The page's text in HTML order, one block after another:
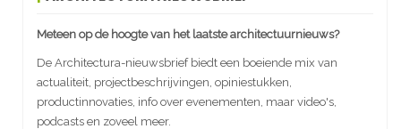
Meteen op de hoogte van het laatste architectuurnieuws?
De Architectura-nieuwsbrief biedt een boeiende mix van
actualiteit, projectbeschrijvingen, opiniestukken,
productinnovaties, info over evenementen, maar video's,
podcasts en zoveel meer.